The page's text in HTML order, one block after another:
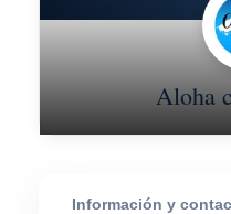
Aloha
Información y